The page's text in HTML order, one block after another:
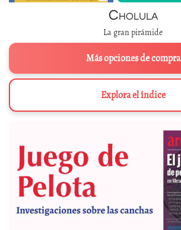
Cholula
La gran pirámide
Más opciones de compra
Explora el índice